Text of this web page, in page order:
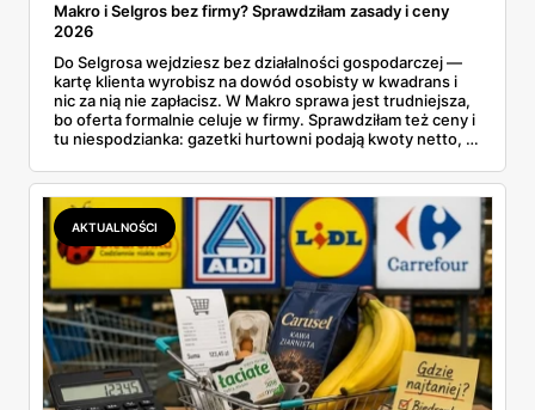
Makro i Selgros bez firmy? Sprawdziłam zasady i ceny
2026
Do Selgrosa wejdziesz bez działalności gospodarczej —
kartę klienta wyrobisz na dowód osobisty w kwadrans i
nic za nią nie zapłacisz. W Makro sprawa jest trudniejsza,
bo oferta formalnie celuje w firmy. Sprawdziłam też ceny i
tu niespodzianka: gazetki hurtowni podają kwoty netto, a
zawsze wygrywa — ta sama kawa ziarnista kosztuje w
Makro ponad dwa razy więcej niż w weekendowej
promocji dyskontu.
AKTUALNOŚCI